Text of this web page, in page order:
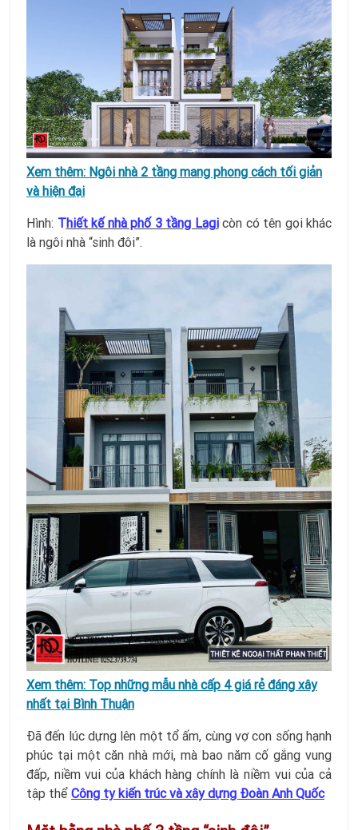
Xem thêm: Ngôi nhà 2 tầng mang phong cách tối giản
và hiện đại
Hình: Thiết kế nhà phố 3 tầng Lagi còn có tên gọi khác
là ngôi nhà “sinh đôi”.
Xem thêm: Top những mẫu nhà cấp 4 giá rẻ đáng xây
nhất tại Bình Thuận
Đã đến lúc dựng lên một tổ ấm, cùng vợ con sống hạnh
phúc tại một căn nhà mới, mà bao năm cố gắng vung
đấp, niềm vui của khách hàng chính là niềm vui của cả
tập thể Công ty kiến trúc và xây dựng Đoàn Anh Quốc